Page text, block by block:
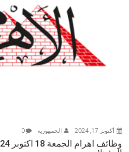
أكتوبر 17, 2024 الجمهورية 0